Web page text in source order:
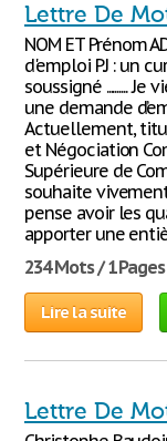
Lettre De
NOM ET Prénom
d'emploi P.J : un
soussigné ..........
une demande
Actuellement,
et Négociation
Supérieure de
souhaite
pense avoir les
apporter une
234 Mots / 1 Pages
Lire la suite
Lettre De